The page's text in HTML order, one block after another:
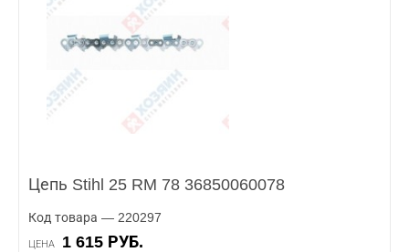
Цепь Stihl 25 RM 78 36850060078
Код товара — 220297
ЦЕНА 1 615 РУБ.